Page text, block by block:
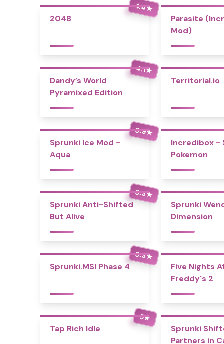
4.4★
2048
Parasite
Mod)
4.1★
Dandy’s World
Pyramixed Edition
Territorial.io
3.9★
Sprunki Ice Mod -
Aqua
Incredibox -
Pokemon
3.3★
Sprunki Anti-Shifted
But Alive
Sprunki
Dimension
3.3★
Sprunki.MSI Phase 4
Five Nights
Freddy's 2
5★
Tap Rich Idle
Sprunki
Partners in